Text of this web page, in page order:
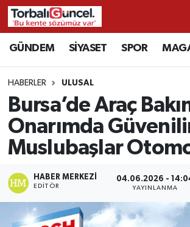
GÜNDEM SİYASET SPOR
HABERLER ULUSAL
Bursa’de Araç
Onarımda
Muslubaşlar
HABER MERKEZI
EDITÖR
04.06.2026 -
YAYINLANMA
İzmir Nöbetçi Eczaneler
İzmir Hava Durumu
İzmir Namaz Vakitleri
İzmir Trafik Yoğunluk Haritası
Süper Lig Puan Durumu ve Fikstür
Tüm Manşetler